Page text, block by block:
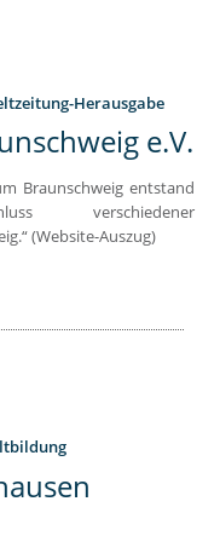
Herausgabe
e.V.
Braunschweig entstand
verschiedener
(Website-Auszug)